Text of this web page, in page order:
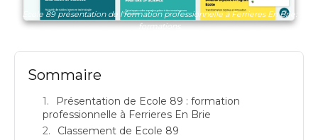
Ecole 89 présentation de l'formation professionnelle à Ferrieres En Brie:
formations
Sommaire
Présentation de Ecole 89 : formation
professionnelle à Ferrieres En Brie
Classement de Ecole 89